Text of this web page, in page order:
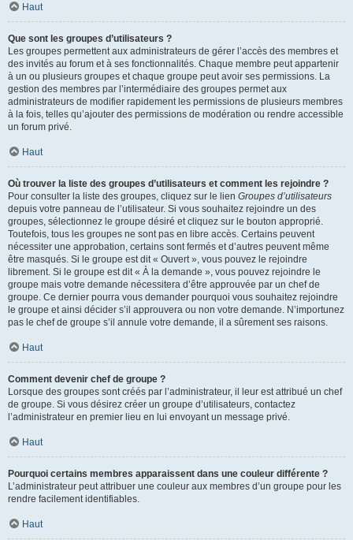
Haut
Que sont les groupes d’utilisateurs ?
Les groupes permettent aux administrateurs de gérer l’accès des membres et
des invités au forum et à ses fonctionnalités. Chaque membre peut appartenir
à un ou plusieurs groupes et chaque groupe peut avoir ses permissions. La
gestion des membres par l’intermédiaire des groupes permet aux
administrateurs de modifier rapidement les permissions de plusieurs membres
à la fois, telles qu’ajouter des permissions de modération ou rendre accessible
un forum privé.
Haut
Où trouver la liste des groupes d’utilisateurs et comment les rejoindre ?
Pour consulter la liste des groupes, cliquez sur le lien Groupes d’utilisateurs
depuis votre panneau de l’utilisateur. Si vous souhaitez rejoindre un des
groupes, sélectionnez le groupe désiré et cliquez sur le bouton approprié.
Toutefois, tous les groupes ne sont pas en libre accès. Certains peuvent
nécessiter une approbation, certains sont fermés et d’autres peuvent même
être masqués. Si le groupe est dit « Ouvert », vous pouvez le rejoindre
librement. Si le groupe est dit « À la demande », vous pouvez rejoindre le
groupe mais votre demande nécessitera d’être approuvée par un chef de
groupe. Ce dernier pourra vous demander pourquoi vous souhaitez rejoindre
le groupe et ainsi décider s’il approuvera ou non votre demande. N’importunez
pas le chef de groupe s’il annule votre demande, il a sûrement ses raisons.
Haut
Comment devenir chef de groupe ?
Lorsque des groupes sont créés par l’administrateur, il leur est attribué un chef
de groupe. Si vous désirez créer un groupe d’utilisateurs, contactez
l’administrateur en premier lieu en lui envoyant un message privé.
Haut
Pourquoi certains membres apparaissent dans une couleur différente ?
L’administrateur peut attribuer une couleur aux membres d’un groupe pour les
rendre facilement identifiables.
Haut